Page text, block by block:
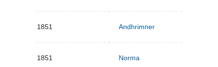
1851 Andhrimner
1851 Norma